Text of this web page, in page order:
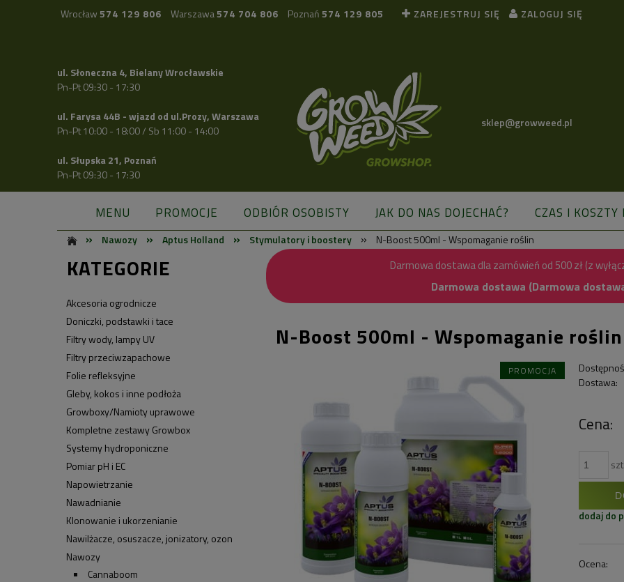
Wrocław 574 129 806 Warszawa574 704 806 Poznań 574 129 805 ZAREJESTRUJ SIĘ ZALOGUJ SIĘ
ul. Słoneczna 4, Bielany Wrocławskie
Pn-Pt 09:30 - 17:30
ul. Farysa 44B - wjazd od ul.Prozy, Warszawa
Pn-Pt 10:00 - 18:00 / Sb 11:00 - 14:00
ul. Słupska 21, Poznań
Pn-Pt 09:30 - 17:30
sklep@growweed.pl
MENU PROMOCJE ODBIÓR OSOBISTY JAK DO NAS DOJECHAĆ? CZAS I KOSZTY
BLOG
» Nawozy » Aptus Holland » Stymulatory i boostery » N-Boost 500ml - Wspomaganie roślin
KATEGORIE
Akcesoria ogrodnicze
Doniczki, podstawki i tace
Filtry wody, lampy UV
Filtry przeciwzapachowe
Folie refleksyjne
Gleby, kokos i inne podłoża
Growboxy/Namioty uprawowe
Kompletne zestawy Growbox
Systemy hydroponiczne
Pomiar pH i EC
Napowietrzanie
Nawadnianie
Klonowanie i ukorzenianie
Nawilżacze, osuszacze, jonizatory, ozon
Nawozy
Cannaboom
Darmowa dostawa dla zamówień od 500 zł (z
Darmowa dostawa (Darmowa
N-Boost 500ml - Wspomaganie roślin
PROMOCJA
Dostawa:
Cena:
szt.
dodaj do
Ocena: